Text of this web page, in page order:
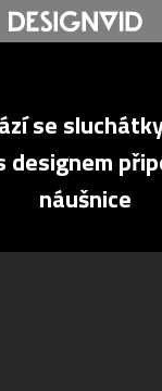
se
designem
náušnice